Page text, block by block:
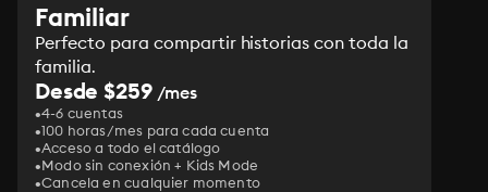
Familiar
Perfecto para compartir historias con toda la
familia.
Desde $259/mes
4-6 cuentas
100 horas/mes para cada cuenta
Acceso a todo el catálogo
Modo sin conexión + Kids Mode
Cancela en cualquier momento